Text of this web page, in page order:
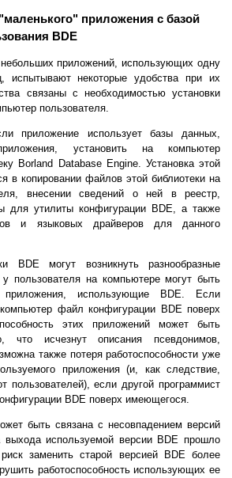
приложения с базой
BDE
небольших приложений, использующих одну
испытывают некоторые удобства при их
связаны с необходимостью установки
пользователя.
приложение использует базы данных,
установить на компьютер
Borland Database Engine. Установка этой
в копировании файлов этой библиотеки на
внесении сведений о ней в реестр,
для утилиты конфигурации BDE, а также
и языковых драйверов для данного
BDE могут возникнуть разнообразные
пользователя на компьютере могут быть
приложения, использующие BDE. Если
файл конфигурации BDE поверх
этих приложений может быть
что исчезнут описания псевдонимов,
также потеря работоспособности уже
приложения (и, как следствие,
пользователей), если другой программист
BDE поверх имеющегося.
быть связана с несовпадением версий
используемой версии BDE прошло
заменить старой версией BDE более
работоспособность использующих ее